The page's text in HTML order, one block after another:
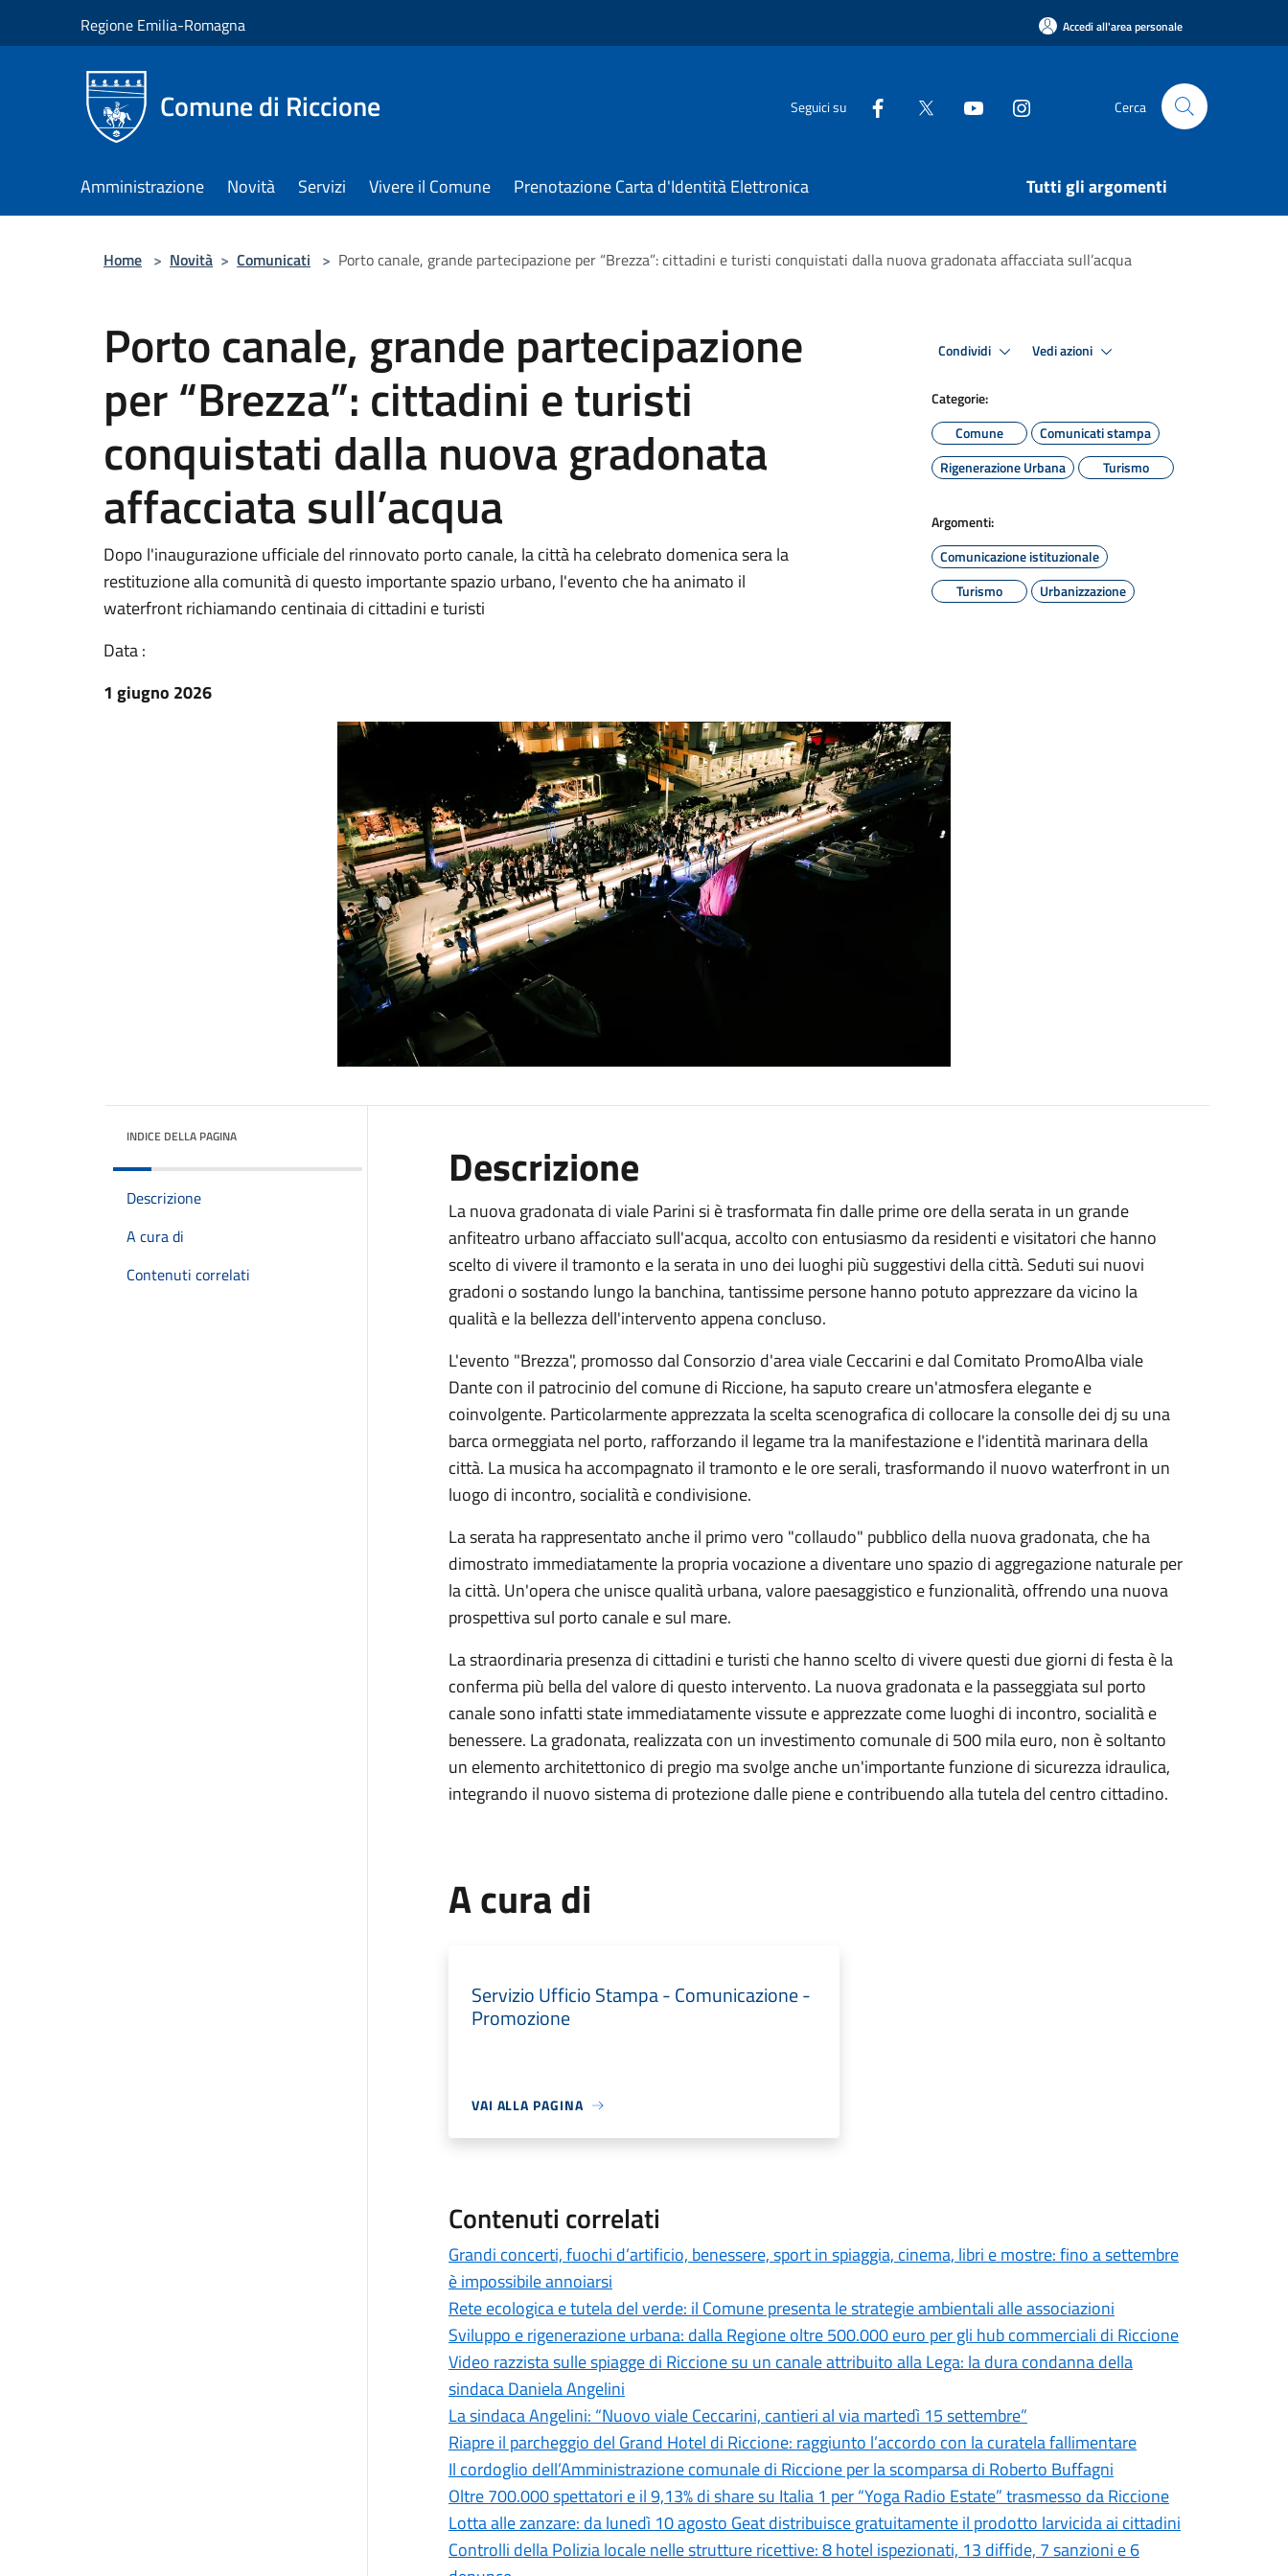
Regione Emilia-Romagna Accedi all'area personale
Comune di Riccione Seguici su Cerca
Amministrazione Novità Servizi Vivere il Comune Prenotazione Carta d'Identità Elettronica Tutti gli argomenti
Home > Novità > Comunicati > Porto canale, grande partecipazione per “Brezza”: cittadini e turisti conquistati dalla nuova gradonata affacciata sull’acqua
Porto canale, grande partecipazione
per “Brezza”: cittadini e turisti
conquistati dalla nuova gradonata
affacciata sull’acqua
Dopo l'inaugurazione ufficiale del rinnovato porto canale, la città ha celebrato domenica sera la
restituzione alla comunità di questo importante spazio urbano, l'evento che ha animato il
waterfront richiamando centinaia di cittadini e turisti
Data :
1 giugno 2026
Condividi Vedi azioni
Categorie:
Comune
Comunicati stampa
Rigenerazione Urbana
Turismo
Argomenti:
Comunicazione istituzionale
Turismo
Urbanizzazione
INDICE DELLA PAGINA
Descrizione
A cura di
Contenuti correlati
Descrizione
La nuova gradonata di viale Parini si è trasformata fin dalle prime ore della serata in un grande
anfiteatro urbano affacciato sull'acqua, accolto con entusiasmo da residenti e visitatori che hanno
scelto di vivere il tramonto e la serata in uno dei luoghi più suggestivi della città. Seduti sui nuovi
gradoni o sostando lungo la banchina, tantissime persone hanno potuto apprezzare da vicino la
qualità e la bellezza dell'intervento appena concluso.
L'evento "Brezza", promosso dal Consorzio d'area viale Ceccarini e dal Comitato PromoAlba viale
Dante con il patrocinio del comune di Riccione, ha saputo creare un'atmosfera elegante e
coinvolgente. Particolarmente apprezzata la scelta scenografica di collocare la consolle dei dj su una
barca ormeggiata nel porto, rafforzando il legame tra la manifestazione e l'identità marinara della
città. La musica ha accompagnato il tramonto e le ore serali, trasformando il nuovo waterfront in un
luogo di incontro, socialità e condivisione.
La serata ha rappresentato anche il primo vero "collaudo" pubblico della nuova gradonata, che ha
dimostrato immediatamente la propria vocazione a diventare uno spazio di aggregazione naturale per
la città. Un'opera che unisce qualità urbana, valore paesaggistico e funzionalità, offrendo una nuova
prospettiva sul porto canale e sul mare.
La straordinaria presenza di cittadini e turisti che hanno scelto di vivere questi due giorni di festa è la
conferma più bella del valore di questo intervento. La nuova gradonata e la passeggiata sul porto
canale sono infatti state immediatamente vissute e apprezzate come luoghi di incontro, socialità e
benessere. La gradonata, realizzata con un investimento comunale di 500 mila euro, non è soltanto
un elemento architettonico di pregio ma svolge anche un'importante funzione di sicurezza idraulica,
integrando il nuovo sistema di protezione dalle piene e contribuendo alla tutela del centro cittadino.
A cura di
Servizio Ufficio Stampa - Comunicazione -
Promozione
VAI ALLA PAGINA
Contenuti correlati
Grandi concerti, fuochi d’artificio, benessere, sport in spiaggia, cinema, libri e mostre: fino a settembre
è impossibile annoiarsi
Rete ecologica e tutela del verde: il Comune presenta le strategie ambientali alle associazioni
Sviluppo e rigenerazione urbana: dalla Regione oltre 500.000 euro per gli hub commerciali di Riccione
Video razzista sulle spiagge di Riccione su un canale attribuito alla Lega: la dura condanna della
sindaca Daniela Angelini
La sindaca Angelini: “Nuovo viale Ceccarini, cantieri al via martedì 15 settembre”
Riapre il parcheggio del Grand Hotel di Riccione: raggiunto l’accordo con la curatela fallimentare
Il cordoglio dell’Amministrazione comunale di Riccione per la scomparsa di Roberto Buffagni
Oltre 700.000 spettatori e il 9,13% di share su Italia 1 per “Yoga Radio Estate” trasmesso da Riccione
Lotta alle zanzare: da lunedì 10 agosto Geat distribuisce gratuitamente il prodotto larvicida ai cittadini
Controlli della Polizia locale nelle strutture ricettive: 8 hotel ispezionati, 13 diffide, 7 sanzioni e 6